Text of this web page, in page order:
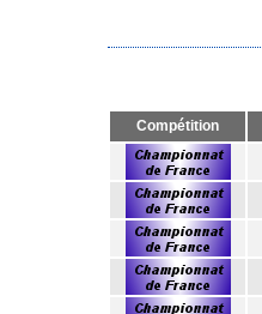
Compétition